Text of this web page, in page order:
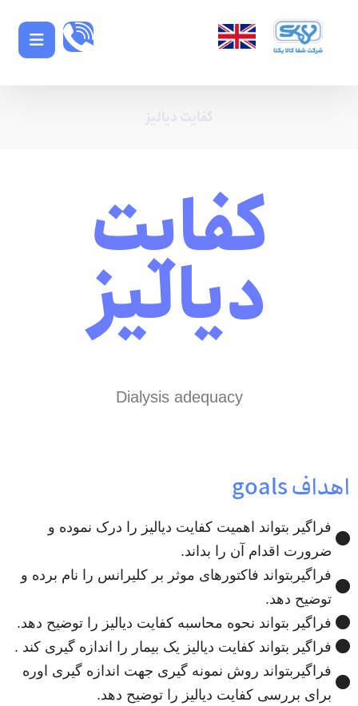
کفایت
دیالیز
Dialysis adequacy
اهداف goals
فراگیر بتواند اهمیت کفایت دیالیز را درک نموده و
ضرورت اقدام آن را بداند.
فراگیربتواند فاکتورهای موثر بر کلیرانس را نام برده و
توضیح دهد.
فراگیر بتواند نحوه محاسبه کفایت دیالیز را توضیح دهد.
فراگیر بتواند کفایت دیالیز یک بیمار را اندازه گیری کند .
فراگیربتواند روش نمونه گیری جهت اندازه گیری اوره
برای بررسی کفایت دیالیز را توضیح دهد.